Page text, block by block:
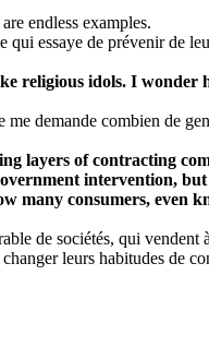
endless examples.
essaye de prévenir de
religious idols. I wonder
demande combien de
layers of contracting
intervention, but
many consumers, even
de sociétés, qui vendent
leurs habitudes de